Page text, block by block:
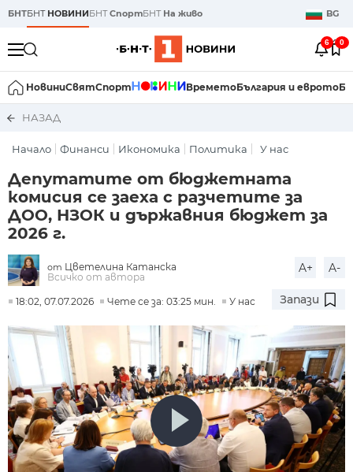
БНТБНТ НОВИНИБНТСпортБНТ На живо BG
6 0
НовиниСвятСпорт ВреметоБългария и еврото
НАЗАД
Начало Финанси Икономика Политика У нас
Депутатите от бюджетната
комисия се заеха с разчетите за
ДОО, НЗОК и държавния бюджет за
2026 г.
от Цветелина Катанска
Всичко от автора
A+ A-
18:02, 07.07.2026 Чете се за: 03:25 мин. У нас Запази